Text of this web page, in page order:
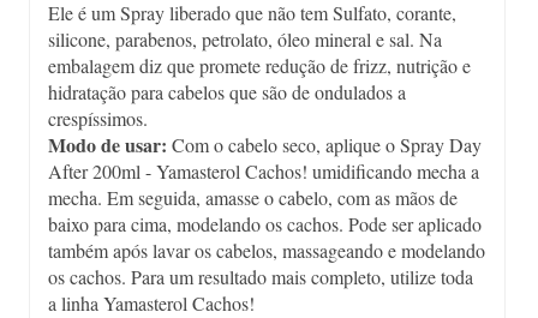
Ele é um Spray liberado que não tem Sulfato, corante,
silicone, parabenos, petrolato, óleo mineral e sal. Na
embalagem diz que promete redução de frizz, nutrição e
hidratação para cabelos que são de ondulados a
crespíssimos.
Modo de usar: Com o cabelo seco, aplique o Spray Day
After 200ml - Yamasterol Cachos!​ umidificando mecha a
mecha. Em seguida, amasse o cabelo, com as mãos de
baixo para cima, modelando os cachos. Pode ser aplicado
também após lavar os cabelos, massageando e modelando
os cachos. Para um resultado mais completo, utilize toda
a linha Yamasterol Cachos!